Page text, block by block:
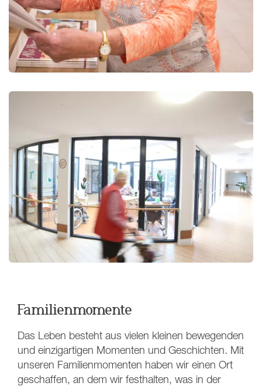
Familienmomente
Das Leben besteht aus vielen kleinen bewegenden
und einzigartigen Momenten und Geschichten. Mit
unseren Familienmomenten haben wir einen Ort
geschaffen, an dem wir festhalten, was in der